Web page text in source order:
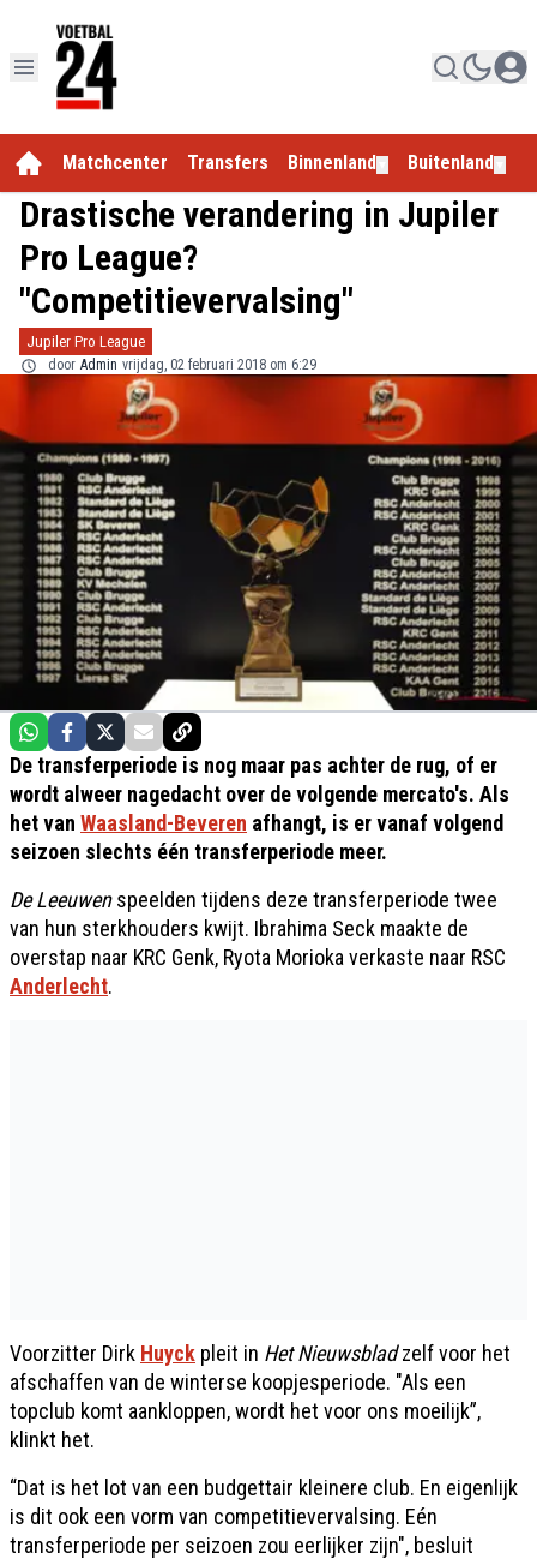
Matchcenter Transfers Binnenland Buitenland
Drastische verandering in Jupiler
Pro League?
"Competitievervalsing"
Jupiler Pro League
door Admin vrijdag, 02 februari 2018 om 6:29
De transferperiode is nog maar pas achter de rug, of er
wordt alweer nagedacht over de volgende mercato's. Als
het van Waasland-Beveren afhangt, is er vanaf volgend
seizoen slechts één transferperiode meer.
De Leeuwenspeelden tijdens deze transferperiode twee
van hun sterkhouders kwijt. Ibrahima Seck maakte de
overstap naar KRC Genk, Ryota Morioka verkaste naar RSC
Anderlecht.
Voorzitter Dirk Huyck pleit in Het Nieuwsbladzelf voor het
afschaffen van de winterse koopjesperiode. "Als een
topclub komt aankloppen, wordt het voor ons moeilijk”,
klinkt het.
“Dat is het lot van een budgettair kleinere club. En eigenlijk
is dit ook een vorm van competitievervalsing. Eén
transferperiode per seizoen zou eerlijker zijn", besluit